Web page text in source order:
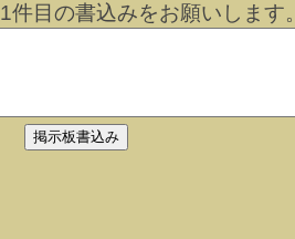
1件目の書込みをお願いします。